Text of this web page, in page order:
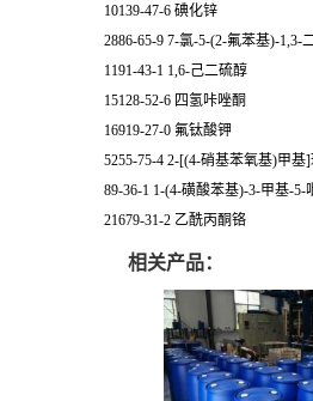
10139-47-6 碘化锌
2886-65-9 7-氯-5-(2-氟苯基)-1,3-
1191-43-1 1,6-己二硫醇
15128-52-6 四氢咔唑酮
16919-27-0 氟钛酸钾
5255-75-4 2-[(4-硝基苯氧基)甲基
89-36-1 1-(4-磺酸苯基)-3-甲基-5-
21679-31-2 乙酰丙酮铬
相关产品：